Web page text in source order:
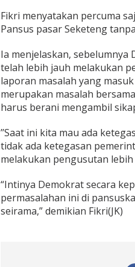
u
k
n
s
u
s
P
a
a
r
S
e
e
t
e
Fikri menyatakan percuma
Pansus pasar Seketeng
Ia menjelaskan, sebelumnya
telah lebih jauh melakukan
laporan masalah yang
merupakan masalah
harus berani mengambil
’’Saat ini kita mau ada
tidak ada ketegasan
melakukan pengusutan lebih
“Intinya Demokrat secara
permasalahan ini di
seirama,” demikian Fikri(JK)